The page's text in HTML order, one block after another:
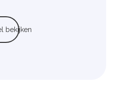
bekijken